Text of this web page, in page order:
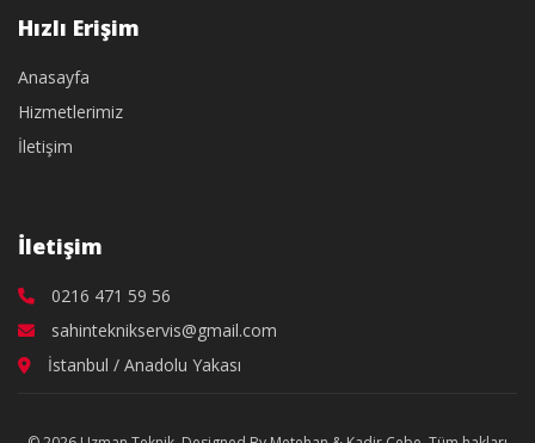
Hızlı Erişim
Anasayfa
Hizmetlerimiz
İletişim
İletişim
0216 471 59 56
sahinteknikservis@gmail.com
İstanbul / Anadolu Yakası